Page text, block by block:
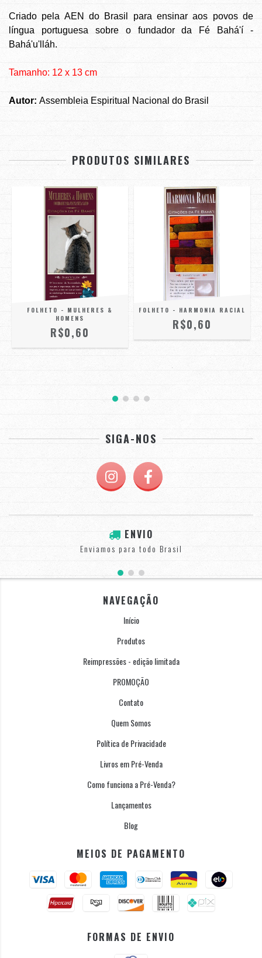
Criado pela AEN do Brasil para ensinar aos povos de
língua portuguesa sobre o fundador da Fé Bahá'í -
Bahá'u'lláh.
Tamanho: 12 x 13 cm
Autor: Assembleia Espiritual Nacional do Brasil
PRODUTOS SIMILARES
FOLHETO - MULHERES &
HOMENS
R$0,60
FOLHETO - HARMONIA RACIAL
R$0,60
SIGA-NOS
ENVIO
Enviamos para todo Brasil
NAVEGAÇÃO
Início
Produtos
Reimpressões - edição limitada
PROMOÇÃO
Contato
Quem Somos
Política de Privacidade
Livros em Pré-Venda
Como funciona a Pré-Venda?
Lançamentos
Blog
MEIOS DE PAGAMENTO
FORMAS DE ENVIO